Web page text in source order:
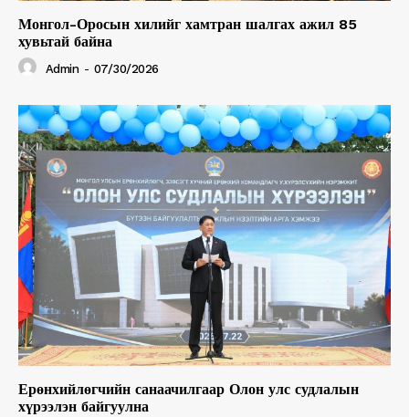
Монгол-Оросын хилийг хамтран шалгах ажил 85
хувьтай байна
Admin - 07/30/2026
Ерөнхийлөгчийн санаачилгаар Олон улс судлалын
хүрээлэн байгуулна